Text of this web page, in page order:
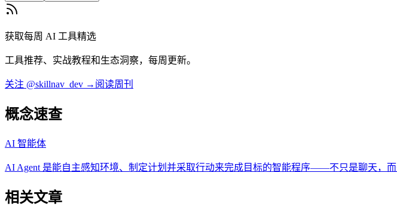
获取每周 AI 工具精选
工具推荐、实战教程和生态洞察，每周更新。
关注 @skillnav_dev → 阅读周刊
概念速查
AI 智能体
AI Agent 是能自主感知环境、制定计划并采取行动来完成目标的智能程序——不只是聊天，而
相关文章